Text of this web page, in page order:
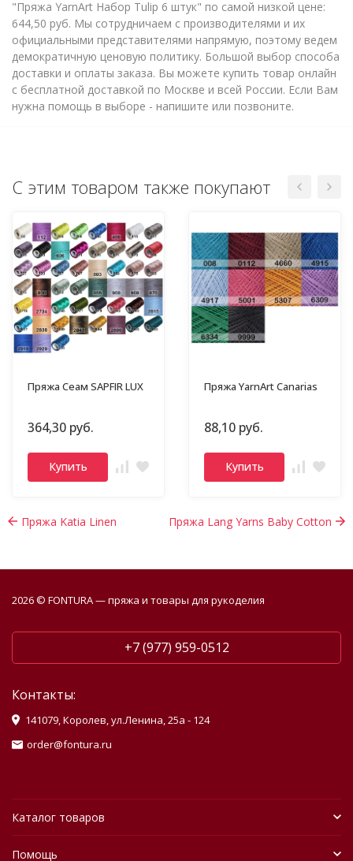
"Пряжа YarnArt Набор Tulip 6 штук" по самой низкой цене:
644,50 руб. Мы сотрудничаем с производителями и их
официальными представителями напрямую, поэтому ведем
демократичную ценовую политику. Большой выбор способа
доставки и оплаты заказа. Вы можете купить товар онлайн
с бесплатной доставкой по Москве и всей России. Если Вам
нужна помощь в выборе - напишите или позвоните.
С этим товаром также покупают
Пряжа Сеам SAPFIR LUX
364,30 руб.
Купить
Пряжа YarnArt Canarias
88,10 руб.
Купить
Пряжа Katia Linen Пряжа Lang Yarns Baby Cotton
2026 © FONTURA — пряжа и товары для рукоделия
+7 (977) 959-0512
Контакты:
141079, Королев, ул.Ленина, 25а - 124
order@fontura.ru
Каталог товаров
Помощь